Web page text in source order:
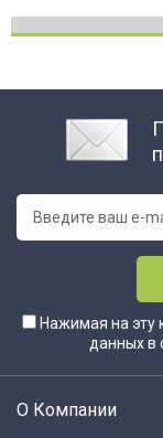
Нажимая на эту
данных в
О Компании